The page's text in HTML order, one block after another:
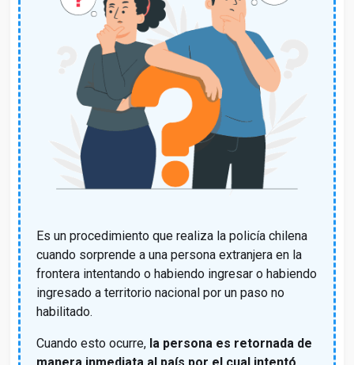
Es un procedimiento que realiza la policía chilena
cuando sorprende a una persona extranjera en la
frontera intentando o habiendo ingresar o habiendo
ingresado a territorio nacional por un paso no
habilitado.
Cuando esto ocurre, la persona es retornada de